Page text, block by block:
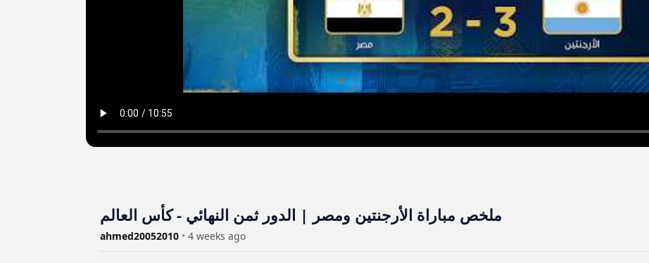
ملخص مباراة الأرجنتين ومصر | الدور ثمن النهائي - كأس العالم
ahmed20052010 • 4 weeks ago